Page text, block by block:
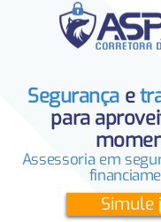
Segurança e
para
Assessoria em
Simule